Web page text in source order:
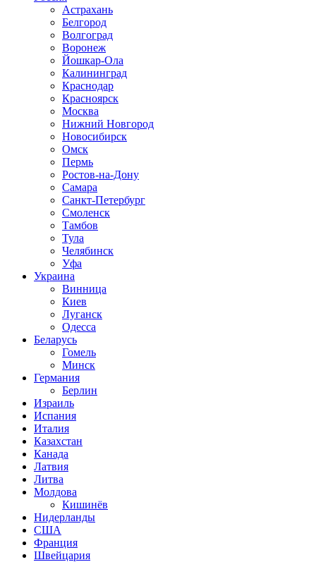
Астрахань
Белгород
Волгоград
Воронеж
Йошкар-Ола
Калининград
Краснодар
Красноярск
Москва
Нижний Новгород
Новосибирск
Омск
Пермь
Ростов-на-Дону
Самара
Санкт-Петербург
Смоленск
Тамбов
Тула
Челябинск
Уфа
Украина
Винница
Киев
Луганск
Одесса
Беларусь
Гомель
Минск
Германия
Берлин
Израиль
Испания
Италия
Казахстан
Канада
Латвия
Литва
Молдова
Кишинёв
Нидерланды
США
Франция
Швейцария